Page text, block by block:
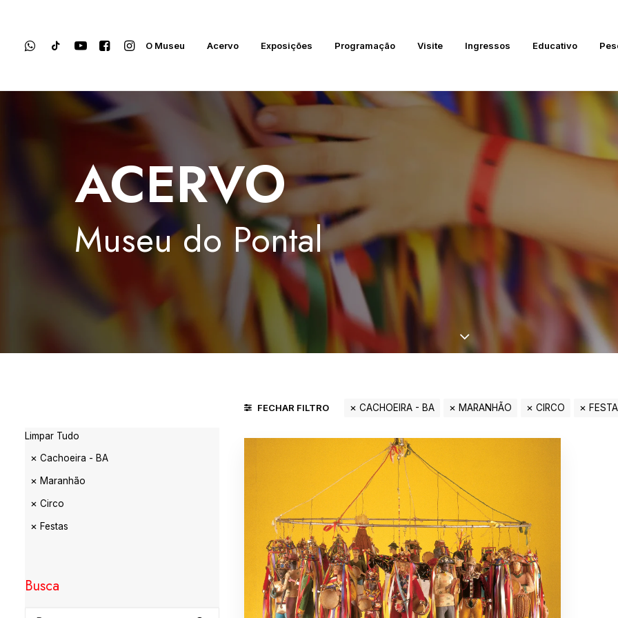
O Museu Acervo Exposições Programação Visite Ingressos Educativo
ACERVO
Museu do Pontal
Limpar Tudo
Cachoeira - BA
Maranhão
Circo
Festas
Busca
FECHAR FILTRO CACHOEIRA - BA MARANHÃO CIRCO